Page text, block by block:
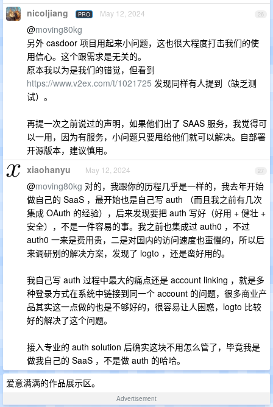
26
nicoljiang PRO May 12, 2024
@moving80kg
另外 casdoor 项目用起来小问题，这也很大程度打击我们的使
用信心。这个跟需求是无关的。
原本我以为是我们的错觉，但看到
https://www.v2ex.com/t/1021725 发现同样有人提到（缺乏测
试）。
再提一次之前说过的声明，如果他们出了 SAAS 服务，我觉得可
以一用，因为有服务，小问题只要甩给他们就可以解决。自部署
开源版本，建议慎用。
27
xiaohanyu May 12, 2024
@moving80kg 对的，我跟你的历程几乎是一样的，我去年开始
做自己的 SaaS ，最开始也是自己写 auth （而且我之前有几次
集成 OAuth 的经验），后来发现要把 auth 写好（好用 + 健壮 +
安全），不是一件容易的事。我之前也集成过 auth0 ，不过
auth0 一来是费用贵，二是对国内的访问速度也蛮慢的，所以后
来调研别的解决方案，发现了 logto ，还是蛮好用的。
我自己写 auth 过程中最大的痛点还是 account linking ，就是多
种登录方式在系统中链接到同一个 account 的问题，很多商业产
品其实这一点做的也是不够好的，很容易让人困惑，logto 比较
好的解决了这个问题。
接入专业的 auth solution 后确实这块不用怎么管了，毕竟我是
做我自己的 SaaS ，不是做 auth 的哈哈。
爱意满满的作品展示区。
Advertisement